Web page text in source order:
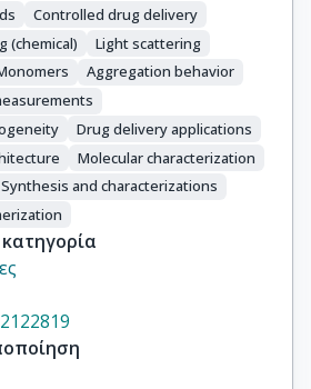
Controlled drug delivery
(chemical)
Light scattering
Aggregation behavior
Drug delivery applications
Molecular characterization
Synthesis and characterizations